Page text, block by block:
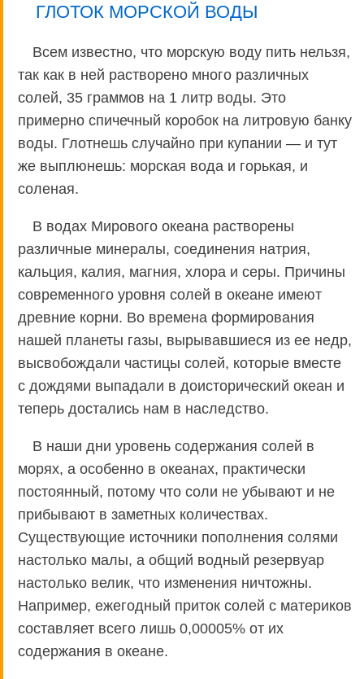
ГЛОТОК МОРСКОЙ ВОДЫ
Всем известно, что морскую воду пить нельзя,
так как в ней растворено много различных
солей, 35 граммов на 1 литр воды. Это
примерно спичечный коробок на литровую банку
воды. Глотнешь случайно при купании — и тут
же выплюнешь: морская вода и горькая, и
соленая.
В водах Мирового океана растворены
различные минералы, соединения натрия,
кальция, калия, магния, хлора и серы. Причины
современного уровня солей в океане имеют
древние корни. Во времена формирования
нашей планеты газы, вырывавшиеся из ее недр,
высвобождали частицы солей, которые вместе
с дождями выпадали в доисторический океан и
теперь достались нам в наследство.
В наши дни уровень содержания солей в
морях, а особенно в океанах, практически
постоянный, потому что соли не убывают и не
прибывают в заметных количествах.
Существующие источники пополнения солями
настолько малы, а общий водный резервуар
настолько велик, что изменения ничтожны.
Например, ежегодный приток солей с материков
составляет всего лишь 0,00005% от их
содержания в океане.